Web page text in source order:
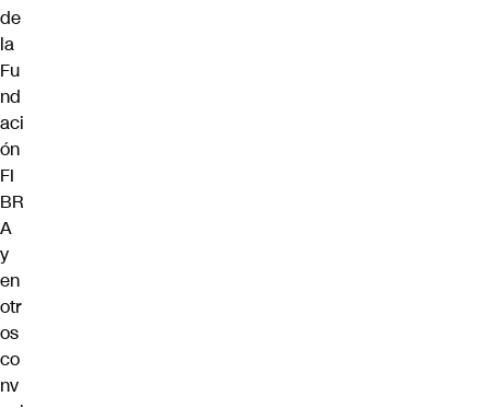
de
la
Fu
nd
aci
ón
FI
BR
A
y
en
otr
os
co
nv